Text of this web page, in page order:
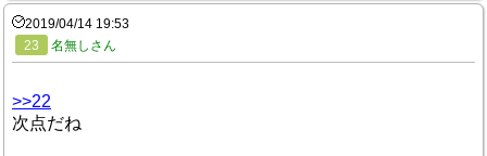
2019/04/14 19:53
23
名無しさん
>>22
次点だね